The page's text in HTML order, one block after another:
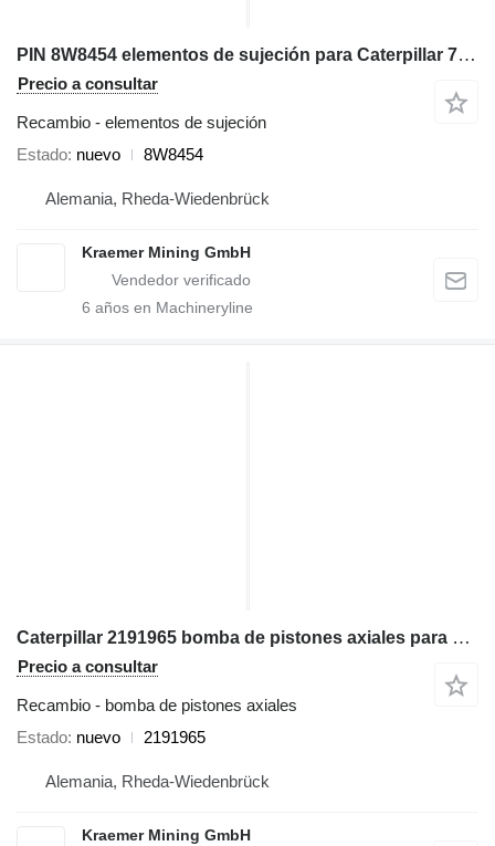
PIN 8W8454 elementos de sujeción para Caterpillar 777 volquete rígido
Precio a consultar
Recambio - elementos de sujeción
Estado nuevo 8W8454
Alemania, Rheda-Wiedenbrück
Kraemer Mining GmbH
6 años en Machineryline
Caterpillar 2191965 bomba de pistones axiales para Caterpillar 777 volquete rígido
Precio a consultar
Recambio - bomba de pistones axiales
Estado nuevo 2191965
Alemania, Rheda-Wiedenbrück
Kraemer Mining GmbH